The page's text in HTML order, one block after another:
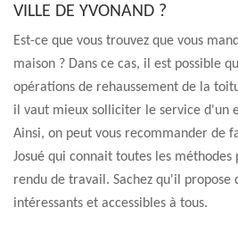
VILLE DE YVONAND ?
Est-ce que vous trouvez que vous
maison ? Dans ce cas, il est possible
opérations de rehaussement de la
il vaut mieux solliciter le service d'un
Ainsi, on peut vous recommander de
Josué qui connait toutes les
rendu de travail. Sachez qu'il propose
intéressants et accessibles à tous.